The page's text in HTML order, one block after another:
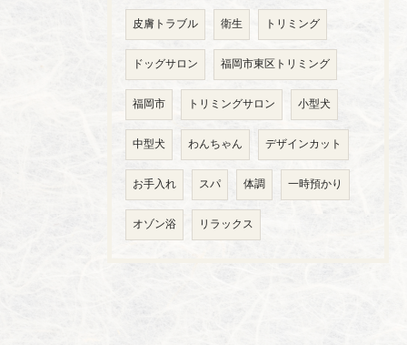
皮膚トラブル 衛生 トリミング
ドッグサロン 福岡市東区トリミング
福岡市 トリミングサロン 小型犬
中型犬 わんちゃん デザインカット
お手入れ スパ 体調 一時預かり
オゾン浴 リラックス